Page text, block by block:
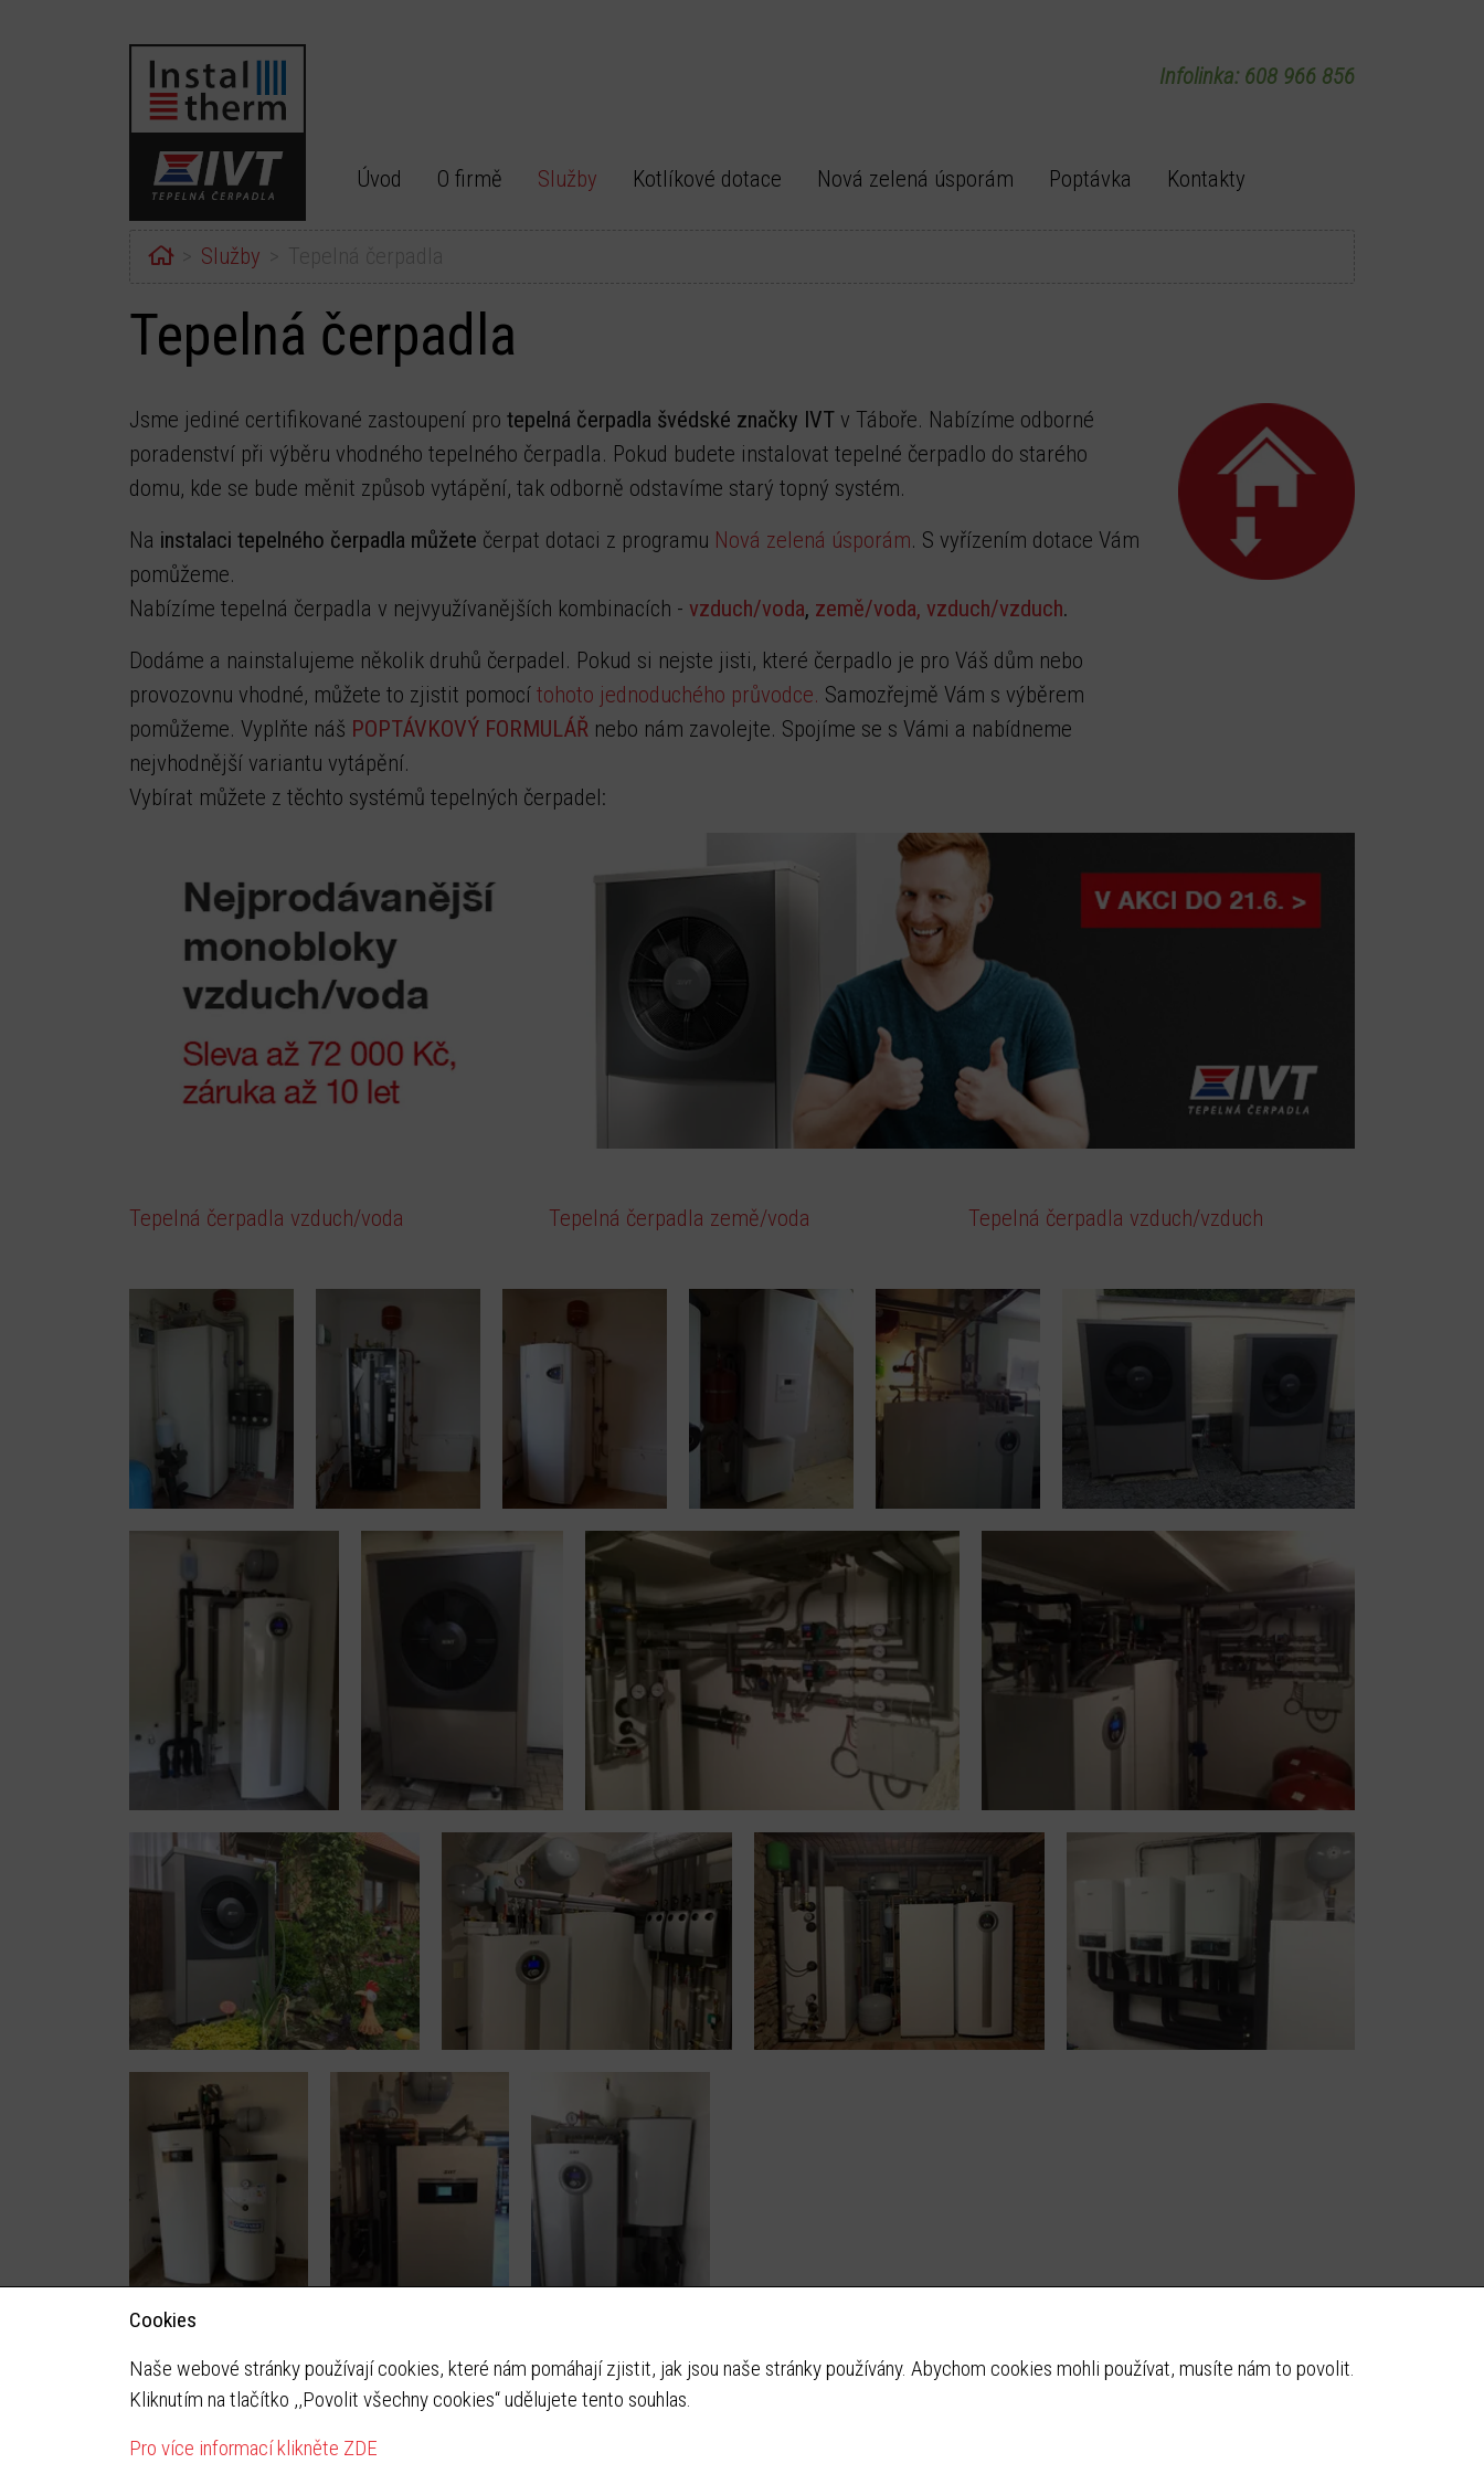
Infolinka: 608 966 856
Úvod O firmě Služby Kotlíkové dotace Nová zelená úsporám Poptávka Kontakty
HomeSlužby
Tepelná čerpadla
Jsme jediné certifikované zastoupení pro tepelná čerpadla švédské značky IVT v Táboře. Nabízíme odborné
poradenství při výběru vhodného tepelného čerpadla. Pokud budete instalovat tepelné čerpadlo do starého
domu, kde se bude měnit způsob vytápění, tak odborně odstavíme starý topný systém.
Na instalaci tepelného čerpadla můžete čerpat dotaci z programu Nová zelená úsporám. S vyřízením dotace Vám
pomůžeme.
Nabízíme tepelná čerpadla v nejvyužívanějších kombinacích - vzduch/voda, země/voda, vzduch/vzduch.
Dodáme a nainstalujeme několik druhů čerpadel. Pokud si nejste jisti, které čerpadlo je pro Váš dům nebo
provozovnu vhodné, můžete to zjistit pomocí tohoto jednoduchého průvodce. Samozřejmě Vám s výběrem
pomůžeme. Vyplňte náš POPTÁVKOVÝ FORMULÁŘ nebo nám zavolejte. Spojíme se s Vámi a nabídneme
nejvhodnější variantu vytápění.
Vybírat můžete z těchto systémů tepelných čerpadel:
Tepelná čerpadla vzduch/voda Tepelná čerpadla země/voda Tepelná čerpadla vzduch/vzduch
Instaltherm
Pod Kovosvitem 1431
Email:suna@instaltherm.cz
Cookies
Naše webové stránky používají cookies, které nám pomáhají zjistit, jak jsou naše stránky používány. Abychom cookies mohli používat, musíte nám to povolit.
Kliknutím na tlačítko ,,Povolit všechny cookies“ udělujete tento souhlas.
Pro více informací klikněte ZDE